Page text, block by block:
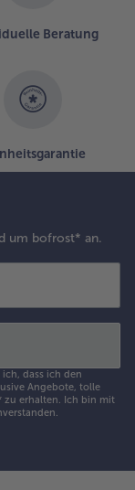
Beratung
um bofrost* an.
dass ich den
Angebote, tolle
zu erhalten. Ich bin mit